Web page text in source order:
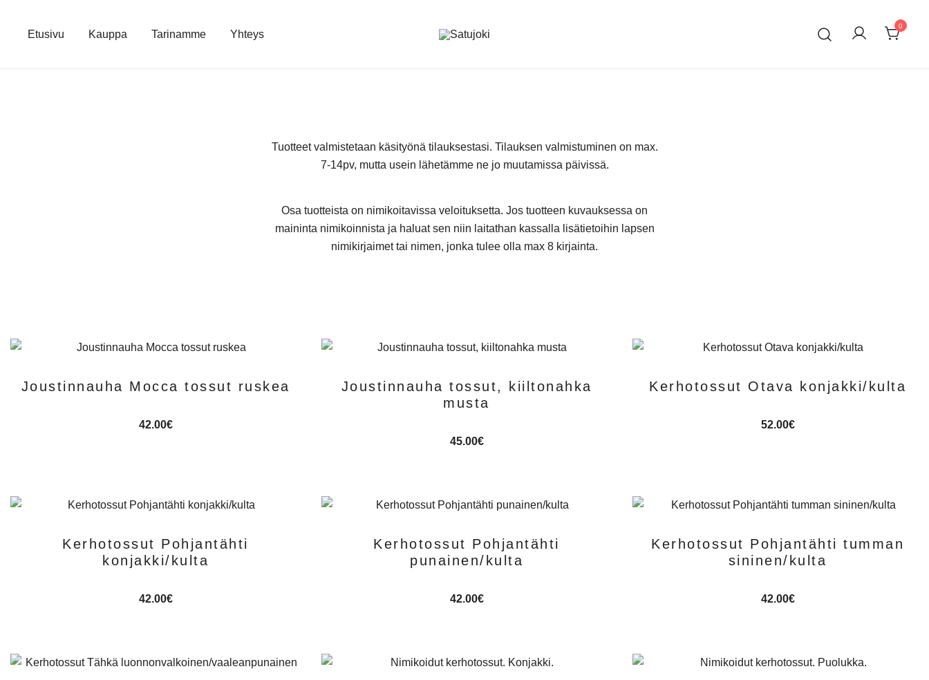
Etusivu Kauppa Tarinamme Yhteys
0
Tuotteet valmistetaan käsityönä tilauksestasi. Tilauksen valmistuminen on max.
7-14pv, mutta usein lähetämme ne jo muutamissa päivissä.
Osa tuotteista on nimikoitavissa veloituksetta. Jos tuotteen kuvauksessa on
maininta nimikoinnista ja haluat sen niin laitathan kassalla lisätietoihin lapsen
nimikirjaimet tai nimen, jonka tulee olla max 8 kirjainta.
Joustinnauha Mocca tossut ruskea
42.00€
Joustinnauha tossut, kiiltonahka
musta
45.00€
Kerhotossut Otava konjakki/kulta
52.00€
Kerhotossut Pohjantähti
konjakki/kulta
42.00€
Kerhotossut Pohjantähti
punainen/kulta
42.00€
Kerhotossut Pohjantähti tumman
sininen/kulta
42.00€